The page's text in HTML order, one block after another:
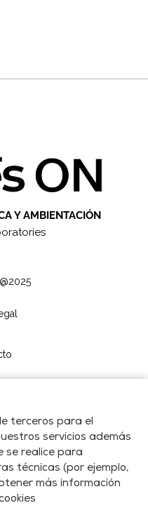
Y AMBIENTACIÓN
terceros para el
servicios además
se realice para
técnicas (por ejemplo,
más información